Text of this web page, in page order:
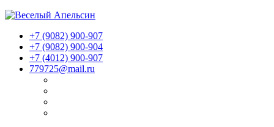
+7 (9082) 900-907
+7 (9082) 900-904
+7 (4012) 900-907
779725@mail.ru